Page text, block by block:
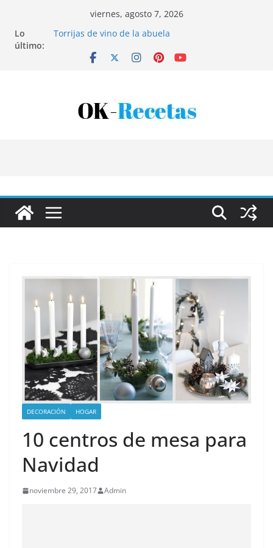
contenido
viernes, agosto 7, 2026
Lo
último:
Torrijas de vino de la abuela
Bandeja de pescaíto frito
DECORACIÓN HOGAR
10 centros de mesa para
Navidad
noviembre 29, 2017 Admin